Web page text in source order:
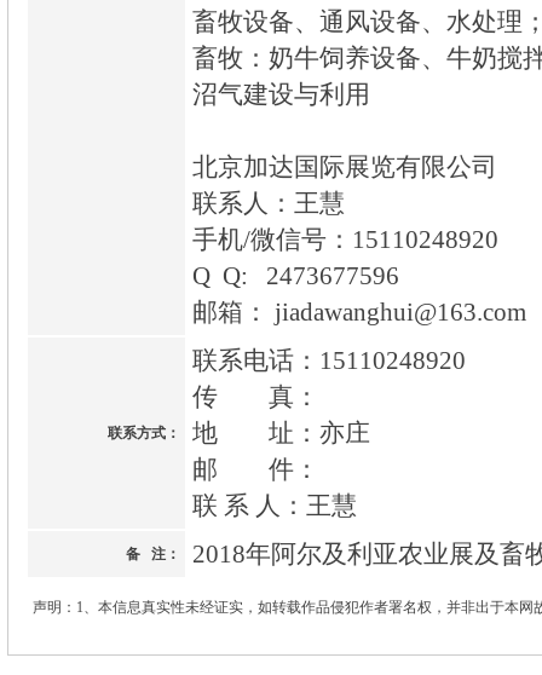
畜牧设备、通风设备、水处理
畜牧：奶牛饲养设备、牛奶搅
沼气建设与利用
北京加达国际展览有限公司
联系人：王慧
手机/微信号：15110248920
Q Q: 2473677596
邮箱： jiadawanghui@163.com
联系方式：
联系电话：15110248920
传 真：
地 址：亦庄
邮 件：
联 系 人：王慧
备 注： 2018年阿尔及利亚农业展及畜
声明：1、本信息真实性未经证实，如转载作品侵犯作者署名权，并非出于本